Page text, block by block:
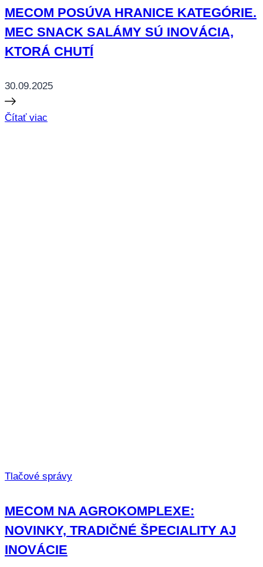
MECOM POSÚVA HRANICE KATEGÓRIE.
MEC SNACK SALÁMY SÚ INOVÁCIA,
KTORÁ CHUTÍ
30.09.2025
Čítať viac
Tlačové správy
MECOM NA AGROKOMPLEXE:
NOVINKY, TRADIČNÉ ŠPECIALITY AJ
INOVÁCIE